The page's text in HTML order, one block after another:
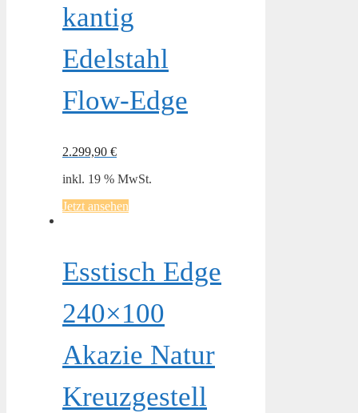
kantig
Edelstahl
Flow-Edge
2.299,90 €
inkl. 19 % MwSt.
Jetzt ansehen
Esstisch Edge
240×100
Akazie Natur
Kreuzgestell